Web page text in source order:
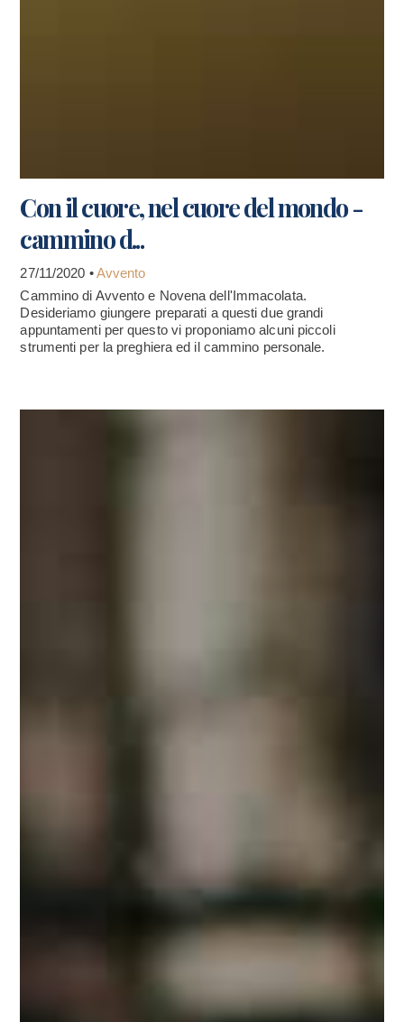
Con il cuore, nel cuore del mondo -
cammino d...
27/11/2020 •Avvento
Cammino di Avvento e Novena dell'Immacolata.
Desideriamo giungere preparati a questi due grandi
appuntamenti per questo vi proponiamo alcuni piccoli
strumenti per la preghiera ed il cammino personale.